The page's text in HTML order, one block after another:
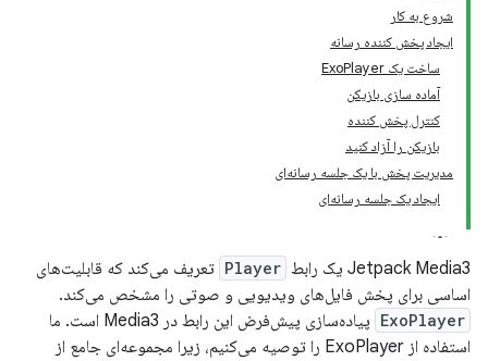
شروع به کار
ایجاد پخش کننده رسانه
ساخت یک ExoPlayer
آماده سازی بازیکن
کنترل پخش کننده
بازیکن را آزاد کنید
مدیریت پخش با یک جلسه رسانه‌ای
ایجاد یک جلسه رسانه‌ای
Jetpack Media3 یک رابط Player تعریف می‌کند که قابلیت‌های
اساسی برای پخش فایل‌های ویدیویی و صوتی را مشخص می‌کند.
ExoPlayer
پیاده‌سازی پیش‌فرض این رابط در Media3 است. ما
استفاده از ExoPlayer را توصیه می‌کنیم، زیرا مجموعه‌ای جامع از